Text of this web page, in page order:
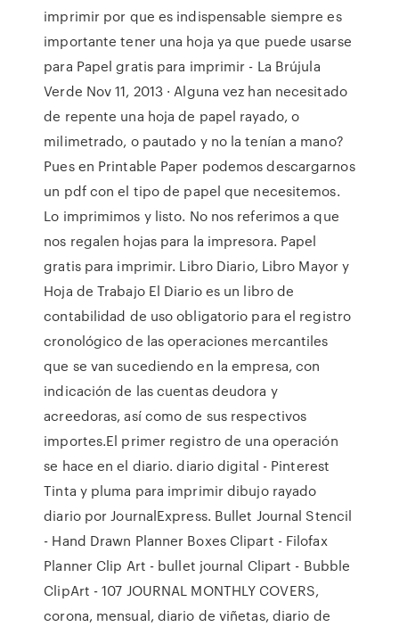
imprimir por que es indispensable siempre es
importante tener una hoja ya que puede usarse
para Papel gratis para imprimir - La Brújula
Verde Nov 11, 2013 · Alguna vez han necesitado
de repente una hoja de papel rayado, o
milimetrado, o pautado y no la tenían a mano?
Pues en Printable Paper podemos descargarnos
un pdf con el tipo de papel que necesitemos.
Lo imprimimos y listo. No nos referimos a que
nos regalen hojas para la impresora. Papel
gratis para imprimir. Libro Diario, Libro Mayor y
Hoja de Trabajo El Diario es un libro de
contabilidad de uso obligatorio para el registro
cronológico de las operaciones mercantiles
que se van sucediendo en la empresa, con
indicación de las cuentas deudora y
acreedoras, así como de sus respectivos
importes.El primer registro de una operación
se hace en el diario. diario digital - Pinterest
Tinta y pluma para imprimir dibujo rayado
diario por JournalExpress. Bullet Journal Stencil
- Hand Drawn Planner Boxes Clipart - Filofax
Planner Clip Art - bullet journal Clipart - Bubble
ClipArt - 107 JOURNAL MONTHLY COVERS,
corona, mensual, diario de viñetas, diario de